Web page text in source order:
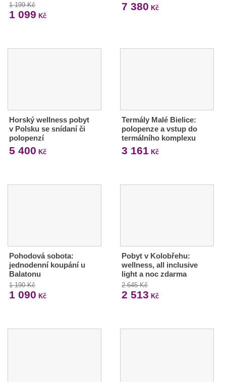
1 199 Kč
1 099 Kč
7 380 Kč
Horský wellness pobyt
v Polsku se snídaní či
polopenzí
5 400 Kč
Termály Malé Bielice:
polopenze a vstup do
termálního komplexu
3 161 Kč
Pohodová sobota:
jednodenní koupání u
Balatonu
1 190 Kč
1 090 Kč
Pobyt v Kolobřehu:
wellness, all inclusive
light a noc zdarma
2 645 Kč
2 513 Kč